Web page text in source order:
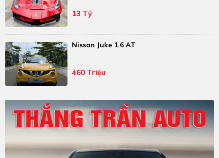
13 Tỷ
Nissan Juke 1.6 AT
460 Triệu